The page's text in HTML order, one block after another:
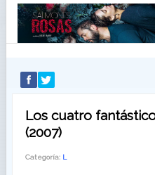
Los cuatro
(2007)
Categoría: L